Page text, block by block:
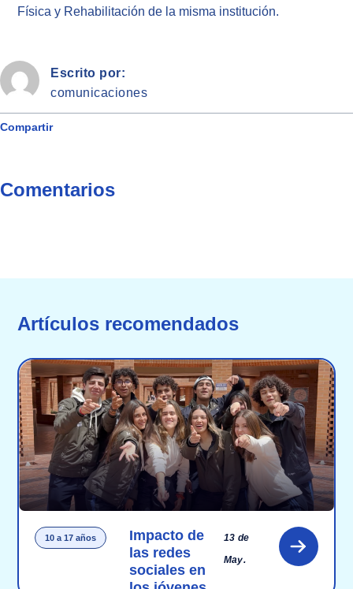
Física y Rehabilitación de la misma institución.
Escrito por:
comunicaciones
Compartir
Comentarios
Artículos recomendados
10 a 17 años
Impacto de
las redes
sociales en
13 de
May.